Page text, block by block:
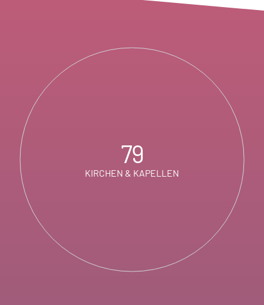
79
KIRCHEN & KAPELLEN